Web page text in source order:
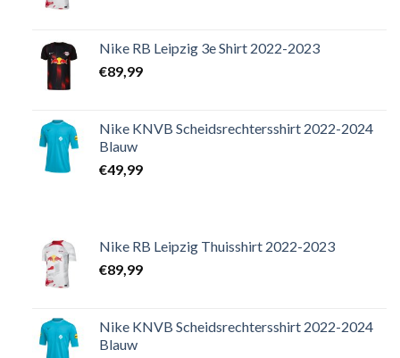
Nike RB Leipzig 3e Shirt 2022-2023
€89,99
Nike KNVB Scheidsrechtersshirt 2022-2024
Blauw
€49,99
Nike RB Leipzig Thuisshirt 2022-2023
€89,99
Nike KNVB Scheidsrechtersshirt 2022-2024
Blauw